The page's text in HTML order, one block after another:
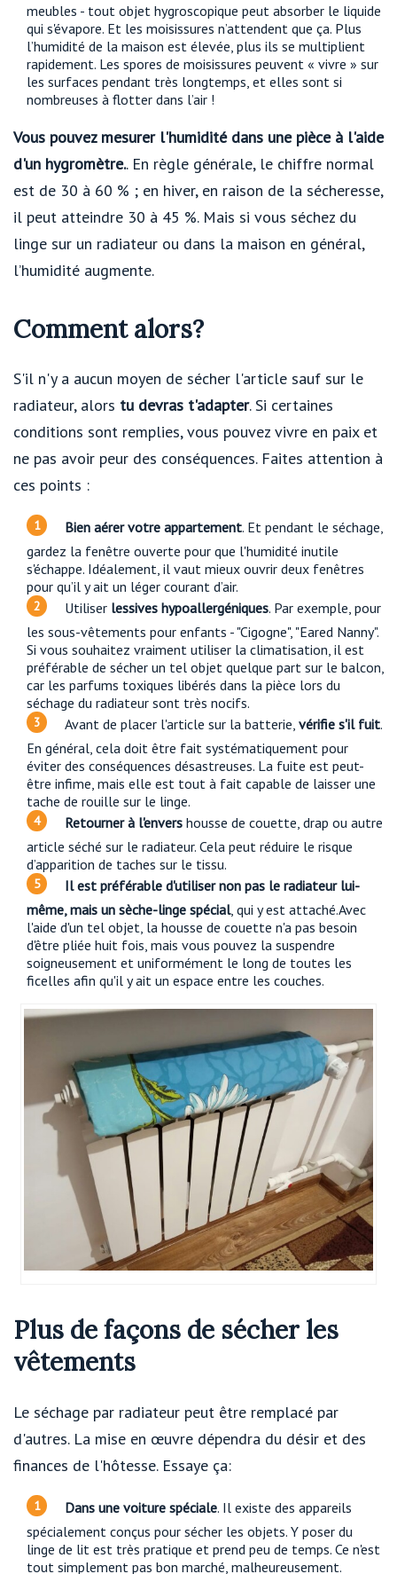
meubles - tout objet hygroscopique peut absorber le liquide
qui s'évapore. Et les moisissures n’attendent que ça. Plus
l’humidité de la maison est élevée, plus ils se multiplient
rapidement. Les spores de moisissures peuvent « vivre » sur
les surfaces pendant très longtemps, et elles sont si
nombreuses à flotter dans l’air !
Vous pouvez mesurer l'humidité dans une pièce à l'aide
d'un hygromètre.. En règle générale, le chiffre normal
est de 30 à 60 % ; en hiver, en raison de la sécheresse,
il peut atteindre 30 à 45 %. Mais si vous séchez du
linge sur un radiateur ou dans la maison en général,
l’humidité augmente.
Comment alors?
S'il n'y a aucun moyen de sécher l'article sauf sur le
radiateur, alors tu devras t'adapter. Si certaines
conditions sont remplies, vous pouvez vivre en paix et
ne pas avoir peur des conséquences. Faites attention à
ces points :
Bien aérer votre appartement. Et pendant le séchage,
gardez la fenêtre ouverte pour que l'humidité inutile
s'échappe. Idéalement, il vaut mieux ouvrir deux fenêtres
pour qu’il y ait un léger courant d’air.
Utiliser lessives hypoallergéniques. Par exemple, pour
les sous-vêtements pour enfants - "Cigogne", "Eared Nanny".
Si vous souhaitez vraiment utiliser la climatisation, il est
préférable de sécher un tel objet quelque part sur le balcon,
car les parfums toxiques libérés dans la pièce lors du
séchage du radiateur sont très nocifs.
Avant de placer l'article sur la batterie, vérifie s'il fuit.
En général, cela doit être fait systématiquement pour
éviter des conséquences désastreuses. La fuite est peut-
être infime, mais elle est tout à fait capable de laisser une
tache de rouille sur le linge.
Retourner à l'envers housse de couette, drap ou autre
article séché sur le radiateur. Cela peut réduire le risque
d’apparition de taches sur le tissu.
Il est préférable d'utiliser non pas le radiateur lui-
même, mais un sèche-linge spécial, qui y est attaché.Avec
l'aide d'un tel objet, la housse de couette n'a pas besoin
d'être pliée huit fois, mais vous pouvez la suspendre
soigneusement et uniformément le long de toutes les
ficelles afin qu'il y ait un espace entre les couches.
Plus de façons de sécher les
vêtements
Le séchage par radiateur peut être remplacé par
d'autres. La mise en œuvre dépendra du désir et des
finances de l'hôtesse. Essaye ça:
Dans une voiture spéciale. Il existe des appareils
spécialement conçus pour sécher les objets. Y poser du
linge de lit est très pratique et prend peu de temps. Ce n'est
tout simplement pas bon marché, malheureusement.